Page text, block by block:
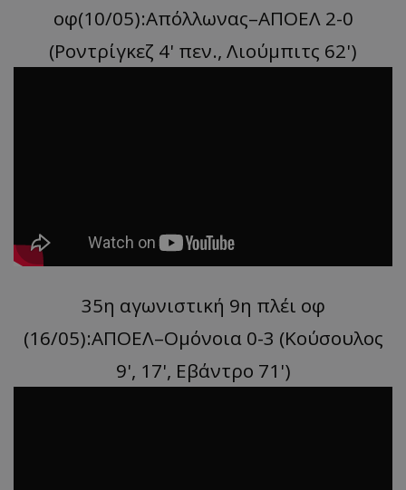
οφ(10/05):Απόλλωνας–ΑΠΟΕΛ 2-0
(Ροντρίγκεζ 4' πεν., Λιούμπιτς 62')
35η αγωνιστική 9η πλέι οφ
(16/05):ΑΠΟΕΛ–Ομόνοια 0-3 (Κούσουλος
9', 17', Εβάντρο 71')